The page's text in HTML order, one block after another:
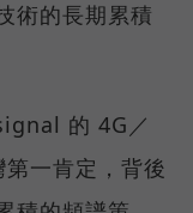
術的長期累積
的 4G／
一肯定，背後